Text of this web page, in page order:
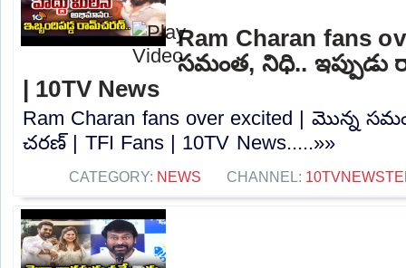
Ram Charan fans
సమంత, నిధి.. ఇప్పుడు
| 10TV News
Ram Charan fans over excited | మొన్న
చరణ్ | TFI Fans | 10TV News.....»»
CATEGORY: NEWS CHANNEL: